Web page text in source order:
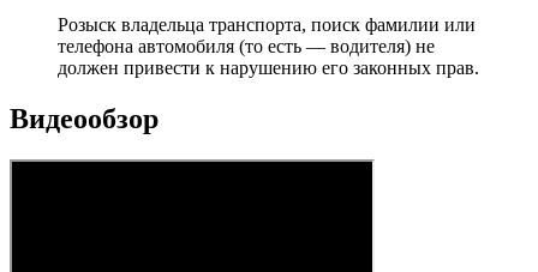
Розыск владельца транспорта, поиск фамилии или
телефона автомобиля (то есть — водителя) не
должен привести к нарушению его законных прав.
Видеообзор